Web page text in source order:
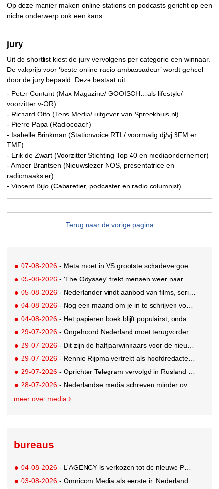
Op deze manier maken online stations en podcasts gericht op een
niche onderwerp ook een kans.
jury
Uit de shortlist kiest de jury vervolgens per categorie een winnaar.
De vakprijs voor ‘beste online radio ambassadeur’ wordt geheel
door de jury bepaald. Deze bestaat uit:
- Peter Contant (Max Magazine/ GOOISCH…als lifestyle/
voorzitter v-OR)
- Richard Otto (Tens Media/ uitgever van Spreekbuis.nl)
- Pierre Papa (Radiocoach)
- Isabelle Brinkman (Stationvoice RTL/ voormalig dj/vj 3FM en
TMF)
- Erik de Zwart (Voorzitter Stichting Top 40 en mediaondernemer)
- Amber Brantsen (Nieuwslezer NOS, presentatrice en
radiomaakster)
- Vincent Bijlo (Cabaretier, podcaster en radio columnist)
Terug naar de vorige pagina
07-08-2026 - Meta moet in VS grootste schadevergoeding ooit betalen: 567 miljoen dollar
05-08-2026 - 'The Odyssey' trekt mensen weer naar de bioscoop
05-08-2026 - Nederlander vindt aanbod van films, series en sport vaak versnipperd
04-08-2026 - Nog een maand om je in te schrijven voor de Mercurs 2026
04-08-2026 - Het papieren boek blijft populairst, ondanks digitale alternatieven
29-07-2026 - Ongehoord Nederland moet terugvordering betalen aan Commissariaat voor de Media
29-07-2026 - Dit zijn de halfjaarwinnaars voor de nieuwe Ster Goede Loeki 2026
29-07-2026 - Rennie Rijpma vertrekt als hoofdredacteur van het AD
29-07-2026 - Oprichter Telegram vervolgd in Rusland voor 'hulp aan terroristen'
28-07-2026 - Nederlandse media schreven minder over dit WK
meer over media
bureaus
04-08-2026 - L'AGENCY is verkozen tot de nieuwe PR-partner van KoRo
03-08-2026 - Omnicom Media als eerste in Nederland actief met advertenties in ChatGPT